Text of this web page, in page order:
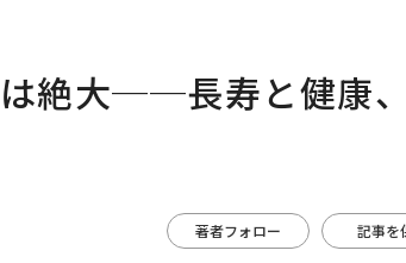
は絶大──長寿と健康
著者フォロー 記事を